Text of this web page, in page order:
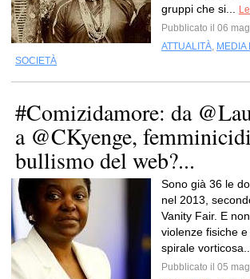
gruppi che si...
Pubblicato il 06
ATTUALITÀ, MEDIA
SOCIETÀ
#Comizidamore: da
a @CKyenge,
bullismo del web?...
Sono già 36 le
nel 2013,
Vanity Fair. E
violenze fisiche
spirale vorticosa...
Pubblicato il 05